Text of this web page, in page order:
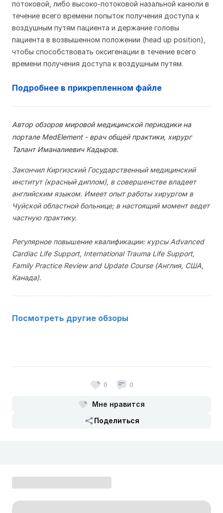
потоковой, либо высоко-потоковой назальной канюли в
течение всего времени попыток получения доступа к
воздушным путям пациента и держание головы
пациента в возвышенном положении (head up position),
чтобы способствовать оксигенации в течение всего
времени получения доступа к воздушным путям.
Подробнее в прикрепленном файле
Автор обзоров мировой медицинской периодики на
портале MedElement - врач общей практики, хирург
Талант Иманалиевич Кадыров.
Закончил Киргизский Государственный медицинский
институт (красный диплом), в совершенстве владеет
английским языком. Имеет опыт работы хирургом в
Чуйской областной больнице; в настоящий момент ведет
частную практику.
Регулярное повышение квалификации: курсы Advanced
Cardiac Life Support, International Trauma Life Support,
Family Practice Review and Update Course (Англия, США,
Канада).
Посмотреть другие обзоры
0 0
Мне нравится
Поделиться